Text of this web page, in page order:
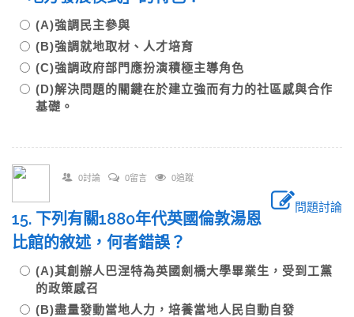
(A)強調民主參與
(B)強調就地取材、人才培育
(C)強調政府部門應扮演積極主導角色
(D)解決問題的關鍵在於建立強而有力的社區感與合作
基礎。
0討論 0留言 0追蹤
問題討論
15. 下列有關1880年代英國倫敦湯恩
比館的敘述，何者錯誤？
(A)其創辦人巴涅特為英國劍橋大學畢業生，受到工黨
的政策感召
(B)盡量發動當地人力，培養當地人民自動自發